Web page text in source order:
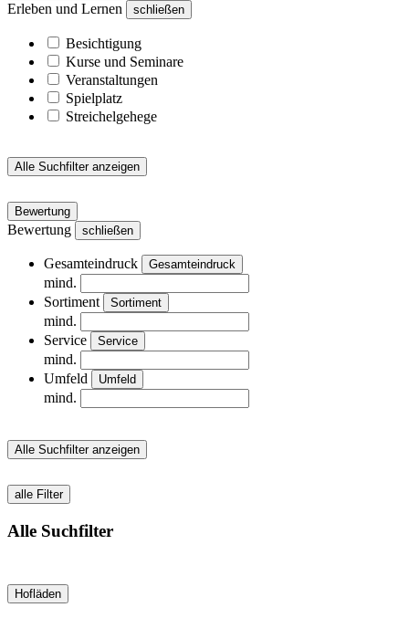
Erleben und Lernen schließen
Besichtigung
Kurse und Seminare
Veranstaltungen
Spielplatz
Streichelgehege
Alle Suchfilter anzeigen
Bewertung
Bewertung schließen
Gesamteindruck Gesamteindruck
mind.
Sortiment
Sortiment
mind.
Service
Service
mind.
Umfeld
Umfeld
mind.
Alle Suchfilter anzeigen
alle Filter
Alle Suchfilter
Hofläden